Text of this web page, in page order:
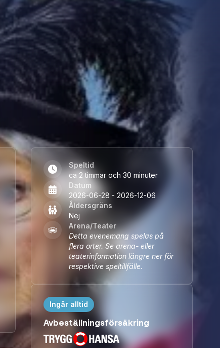
Speltid
ca 2 timmar och 30 minuter
Datum
2026-06-28 - 2026-12-06
Åldersgräns
Nej
Arena/Teater
Detta evenemang spelas på
flera orter. Se arena- eller
teaterinformation längre ner för
respektive speltillfälle.
Ingår alltid
Avbeställningsförsäkring